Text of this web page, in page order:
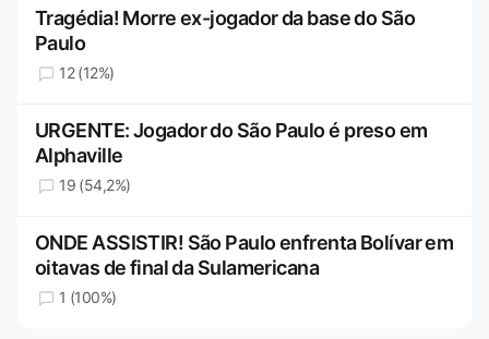
Tragédia! Morre ex-jogador da base do São
Paulo
12 (12%)
URGENTE: Jogador do São Paulo é preso em
Alphaville
19 (54,2%)
ONDE ASSISTIR! São Paulo enfrenta Bolívar em
oitavas de final da Sulamericana
1 (100%)